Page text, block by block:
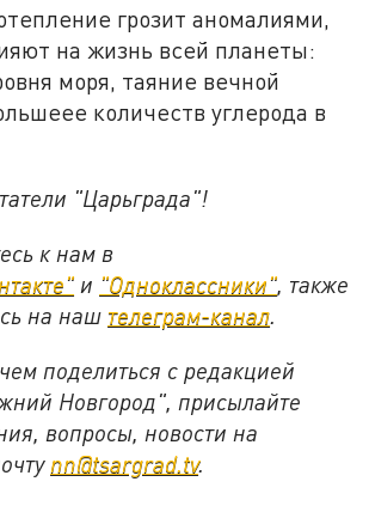
грозит аномалиями,
на жизнь всей планеты:
моря, таяние вечной
количеств углерода в
"Царьграда"!
к нам в
и "Одноклассники", также
на наш телеграм-канал.
поделиться с редакцией
Новгород", присылайте
вопросы, новости на
nn@tsargrad.tv.